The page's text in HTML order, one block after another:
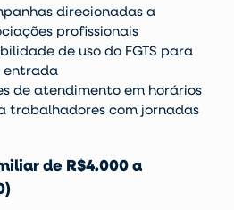
direcionadas a
profissionais
de uso do FGTS para
entrada
de atendimento em horários
trabalhadores com jornadas
de R$4.000 a